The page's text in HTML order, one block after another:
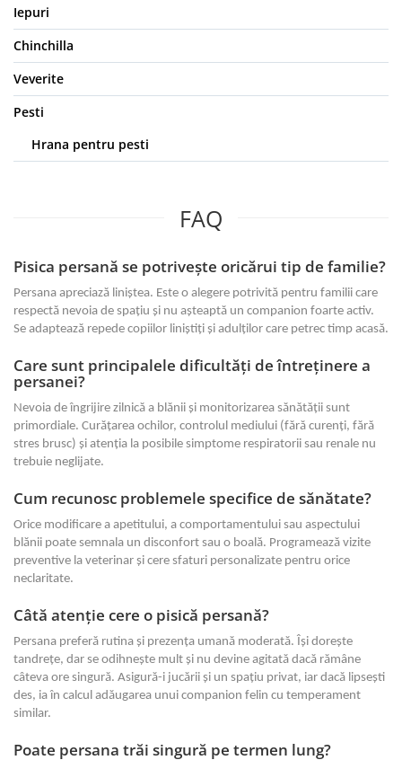
Iepuri
Chinchilla
Veverite
Pesti
Hrana pentru pesti
FAQ
Pisica persană se potrivește oricărui tip de familie?
Persana apreciază liniștea. Este o alegere potrivită pentru familii care
respectă nevoia de spațiu și nu așteaptă un companion foarte activ.
Se adaptează repede copiilor liniștiți și adulților care petrec timp acasă.
Care sunt principalele dificultăți de întreținere a
persanei?
Nevoia de îngrijire zilnică a blănii și monitorizarea sănătății sunt
primordiale. Curățarea ochilor, controlul mediului (fără curenți, fără
stres brusc) și atenția la posibile simptome respiratorii sau renale nu
trebuie neglijate.
Cum recunosc problemele specifice de sănătate?
Orice modificare a apetitului, a comportamentului sau aspectului
blănii poate semnala un disconfort sau o boală. Programează vizite
preventive la veterinar și cere sfaturi personalizate pentru orice
neclaritate.
Câtă atenție cere o pisică persană?
Persana preferă rutina și prezența umană moderată. Își dorește
tandrețe, dar se odihnește mult și nu devine agitată dacă rămâne
câteva ore singură. Asigură-i jucării și un spațiu privat, iar dacă lipsești
des, ia în calcul adăugarea unui companion felin cu temperament
similar.
Poate persana trăi singură pe termen lung?